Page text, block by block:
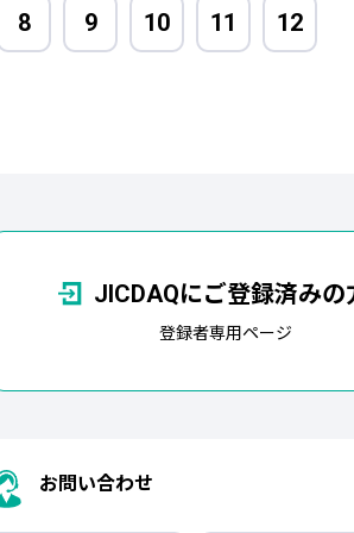
8 9 10 11 12
JICDAQにご登録済みの
登録者専用ページ
お問い合わせ